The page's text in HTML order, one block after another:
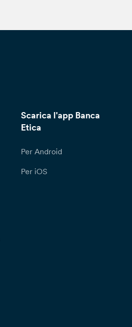
Scarica l'app Banca
Etica
Per Android
Per iOS